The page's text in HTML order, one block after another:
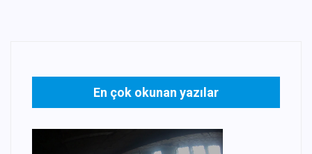
En çok okunan yazılar